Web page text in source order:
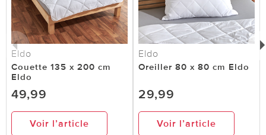
Eldo
Couette 135 x 200 cm
Eldo
49,99
Voir l’article
Eldo
Oreiller 80 x 80 cm Eldo
29,99
Voir l’article